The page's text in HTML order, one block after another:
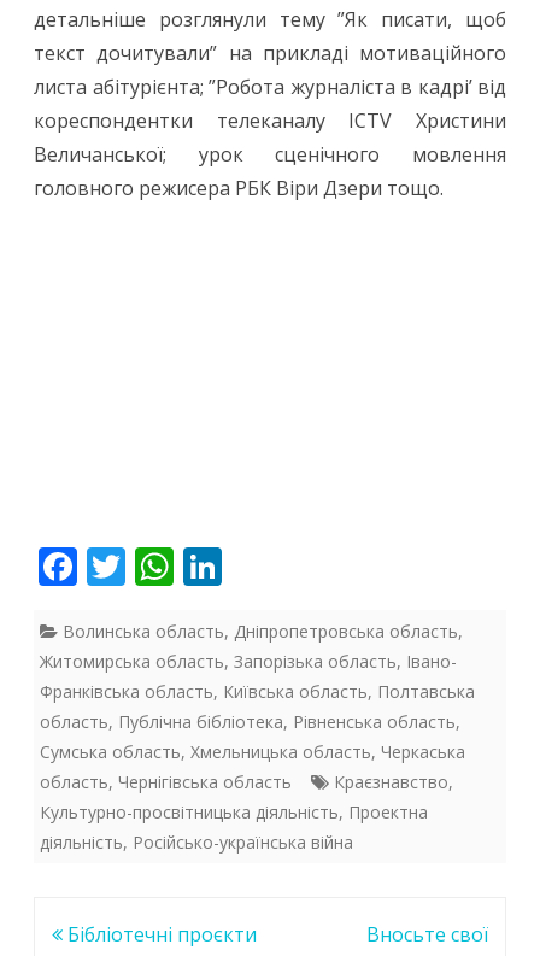
детальніше розглянули тему ”Як писати, щоб
текст дочитували” на прикладі мотиваційного
листа абітурієнта; ”Робота журналіста в кадрі’ від
кореспондентки телеканалу ICTV Христини
Величанської; урок сценічного мовлення
головного режисера РБК Віри Дзери тощо.
F
ac
e
b
o
o
k
T
w
itt
er
W
h
at
s
A
p
p
k
e
dI
n
Волинська область, Дніпропетровська область,
Житомирська область, Запорізька область, Івано-
Франківська область, Київська область, Полтавська
область, Публічна бібліотека, Рівненська область,
Сумська область, Хмельницька область, Черкаська
область, Чернігівська область Краєзнавство,
Культурно-просвітницька діяльність, Проектна
діяльність, Російсько-українська війна
Навігація
Бібліотечні проєкти
Вносьте свої